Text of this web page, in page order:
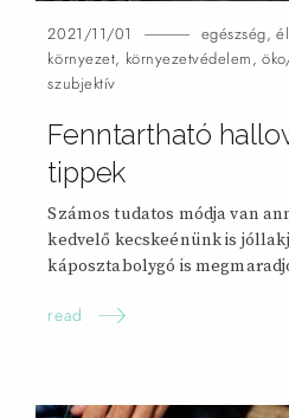
2021/11/01 egészség,
környezet, környezetvédelem,
szubjektív
Fenntartható
tippek
Számos tudatos módja van
kedvelő kecskeénünk is
káposztabolygó is
read